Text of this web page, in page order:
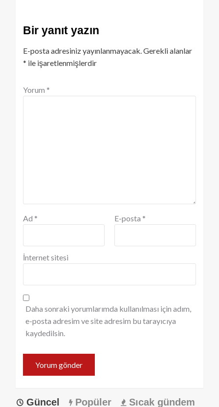
Bir yanıt yazın
E-posta adresiniz yayınlanmayacak.Gerekli alanlar
* ile işaretlenmişlerdir
Yorum *
Ad * E-posta *
İnternet sitesi
Daha sonraki yorumlarımda kullanılması için adım,
e-posta adresim ve site adresim bu tarayıcıya
kaydedilsin.
Güncel Popüler Sıcak gündem